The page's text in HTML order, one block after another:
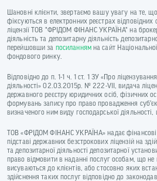
Шановні клієнти, звертаємо вашу увагу на те, що
фіксуються в електронних реєстрах відповідних
ліцензії ТОВ "ФРІДОМ ФІНАНС УКРАЇНА" на
діяльність та депозитарну діяльність
перейшовши за посиланнямна сайт Національної
фондового ринку.
Відповідно до п. 1-1 ч. 1 ст. 1 ЗУ «Про
діяльності» 02.03.2015р. № 222-VII, видача
державного реєстру юридичних осіб, фізичних
формувань запису про право провадження
визначеного ним виду господарської діяльності,
ТОВ «ФРІДОМ ФІНАНС УКРАЇНА» надає фінансові
підставі державних безстрокових ліцензій на
та депозитарної діяльності депозитарної
право відмовити в наданні послуг особам, що не
висуваються до клієнтів, або стосовно яких
здійснення таких послуг відповідно до